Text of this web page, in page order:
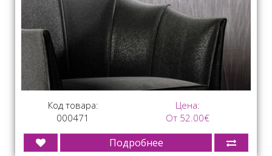
Код товара:
000471
Цена:
От 52.00€
Подробнее